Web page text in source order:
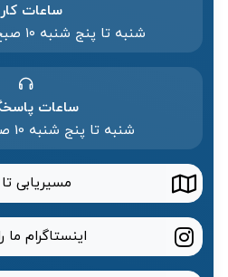
ساعات
شنبه تا پنج شنبه ۱۰ صبح الی 20:۳۰ شب
ساعات
شنبه تا پنج شنبه 10 صبح الی 19 شب
مسیریابی
اینستاگرام ما